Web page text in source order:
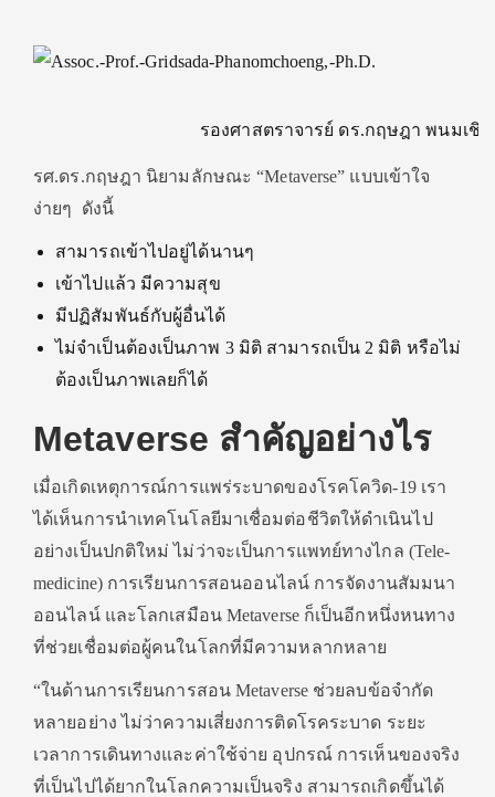
รองศาสตราจารย์ ดร.กฤษฎา พนมเชิง
รศ.ดร.กฤษฎา นิยามลักษณะ “Metaverse” แบบเข้าใจ
ง่ายๆ ดังนี้
สามารถเข้าไปอยู่ได้นานๆ
เข้าไปแล้ว มีความสุข
มีปฏิสัมพันธ์กับผู้อื่นได้
ไม่จำเป็นต้องเป็นภาพ 3 มิติ สามารถเป็น 2 มิติ หรือไม่
ต้องเป็นภาพเลยก็ได้
Metaverse สำคัญอย่างไร
เมื่อเกิดเหตุการณ์การแพร่ระบาดของโรคโควิด-19 เรา
ได้เห็นการนำเทคโนโลยีมาเชื่อมต่อชีวิตให้ดำเนินไป
อย่างเป็นปกติใหม่ ไม่ว่าจะเป็นการแพทย์ทางไกล (Tele-
medicine) การเรียนการสอนออนไลน์ การจัดงานสัมมนา
ออนไลน์ และโลกเสมือน Metaverse ก็เป็นอีกหนึ่งหนทาง
ที่ช่วยเชื่อมต่อผู้คนในโลกที่มีความหลากหลาย
“ในด้านการเรียนการสอน Metaverse ช่วยลบข้อจำกัด
หลายอย่าง ไม่ว่าความเสี่ยงการติดโรคระบาด ระยะ
เวลาการเดินทางและค่าใช้จ่าย อุปกรณ์ การเห็นของจริง
ที่เป็นไปได้ยากในโลกความเป็นจริง สามารถเกิดขึ้นได้